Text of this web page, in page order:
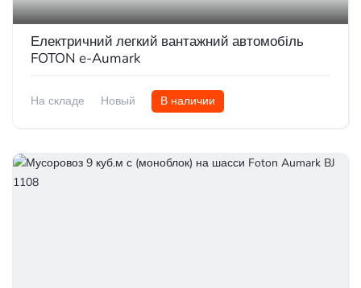
Електричний легкий вантажний автомобіль
FOTON e-Aumark
На складе Новый В наличии